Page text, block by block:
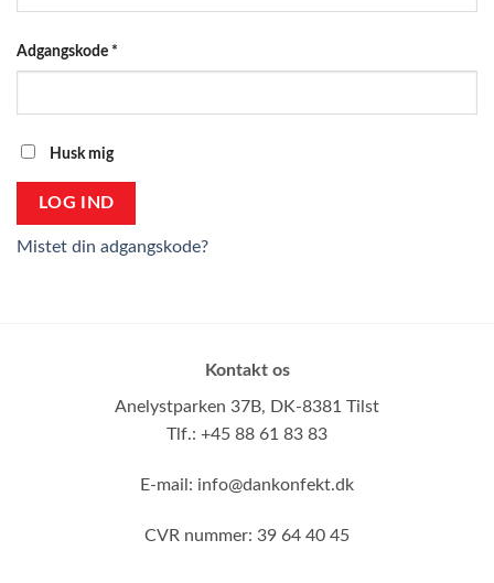
Adgangskode *
Husk mig
LOG IND
Mistet din adgangskode?
Kontakt os
Anelystparken 37B, DK-8381 Tilst
Tlf.: +45 88 61 83 83
E-mail: info@dankonfekt.dk
CVR nummer: 39 64 40 45